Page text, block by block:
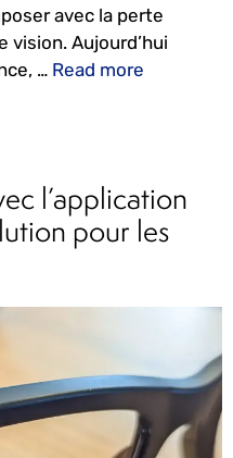
avec la perte
vision. Aujourd’hui
… Read more
l’application
pour les